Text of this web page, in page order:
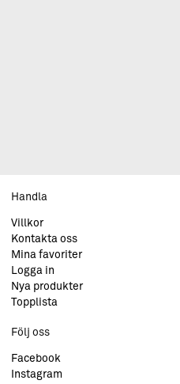
Handla
Villkor
Kontakta oss
Mina favoriter
Logga in
Nya produkter
Topplista
Följ oss
Facebook
Instagram